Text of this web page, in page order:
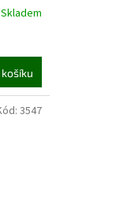
Skladem
košíku
3547